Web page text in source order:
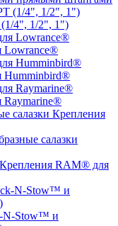
4", 1/2", 1")
Lowrance®
Humminbird®
Raymarine®
Крепления
салазки
Крепления RAM® для
N-Stow™ и